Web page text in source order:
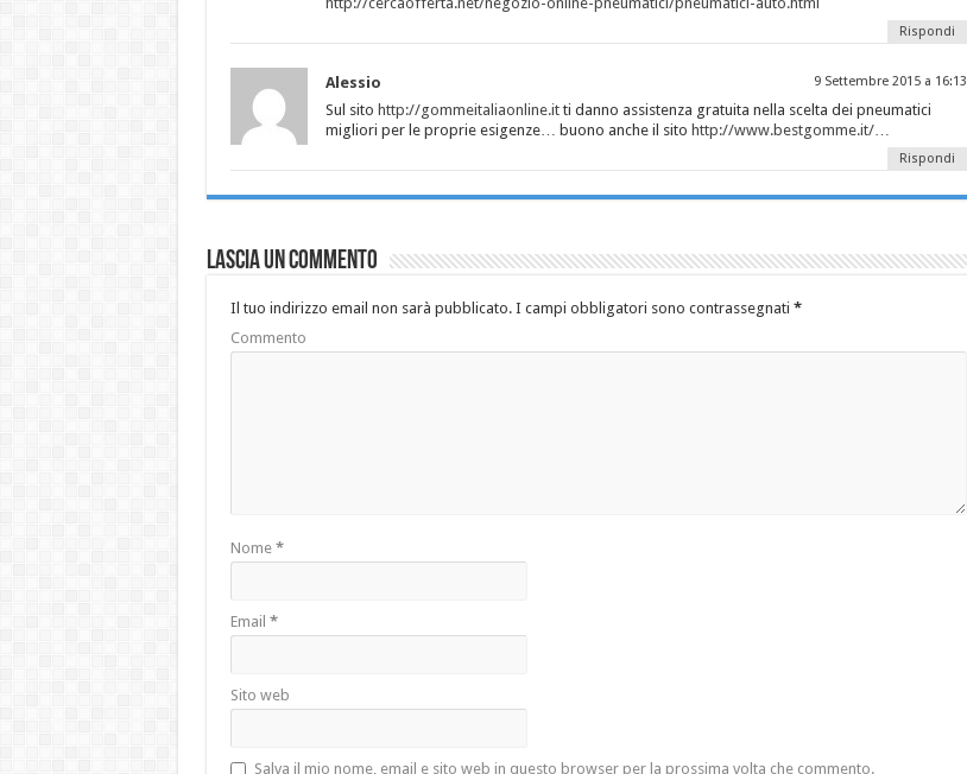
Rispondi
Alessio 9 Settembre 2015 a 16:13
Sul sito http://gommeitaliaonline.itti danno assistenza gratuita nella scelta dei pneumatici
migliori per le proprie esigenze… buono anche il sito http://www.bestgomme.it/…
Rispondi
Lascia un commento
Il tuo indirizzo email non sarà pubblicato.I campi obbligatori sono contrassegnati *
Commento
Nome *
Email *
Sito web
Salva il mio nome, email e sito web in questo browser per la prossima volta che commento.